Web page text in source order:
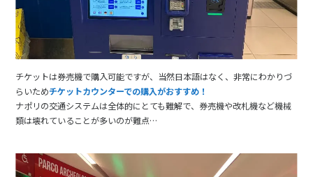
チケットは券売機で購入可能ですが、当然日本語はなく、非常にわかりづ
らいためチケットカウンターでの購入がおすすめ！
ナポリの交通システムは全体的にとても難解で、券売機や改札機など機械
類は壊れていることが多いのが難点…